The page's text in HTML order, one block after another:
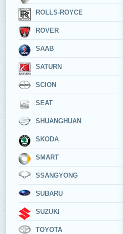
ROLLS-ROYCE
ROVER
SAAB
SATURN
SCION
SEAT
SHUANGHUAN
SKODA
SMART
SSANGYONG
SUBARU
SUZUKI
TOYOTA